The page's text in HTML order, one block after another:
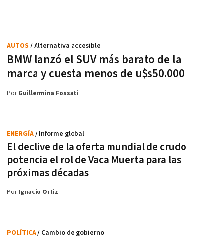
BMW lanzó el SUV más barato de la
marca y cuesta menos de u$s50.000
AUTOS / Alternativa accesible
PorGuillermina Fossati
El declive de la oferta mundial de crudo
potencia el rol de Vaca Muerta para las
próximas décadas
ENERGÍA/ Informe global
PorIgnacio Ortiz
POLÍTICA/ Cambio de gobierno